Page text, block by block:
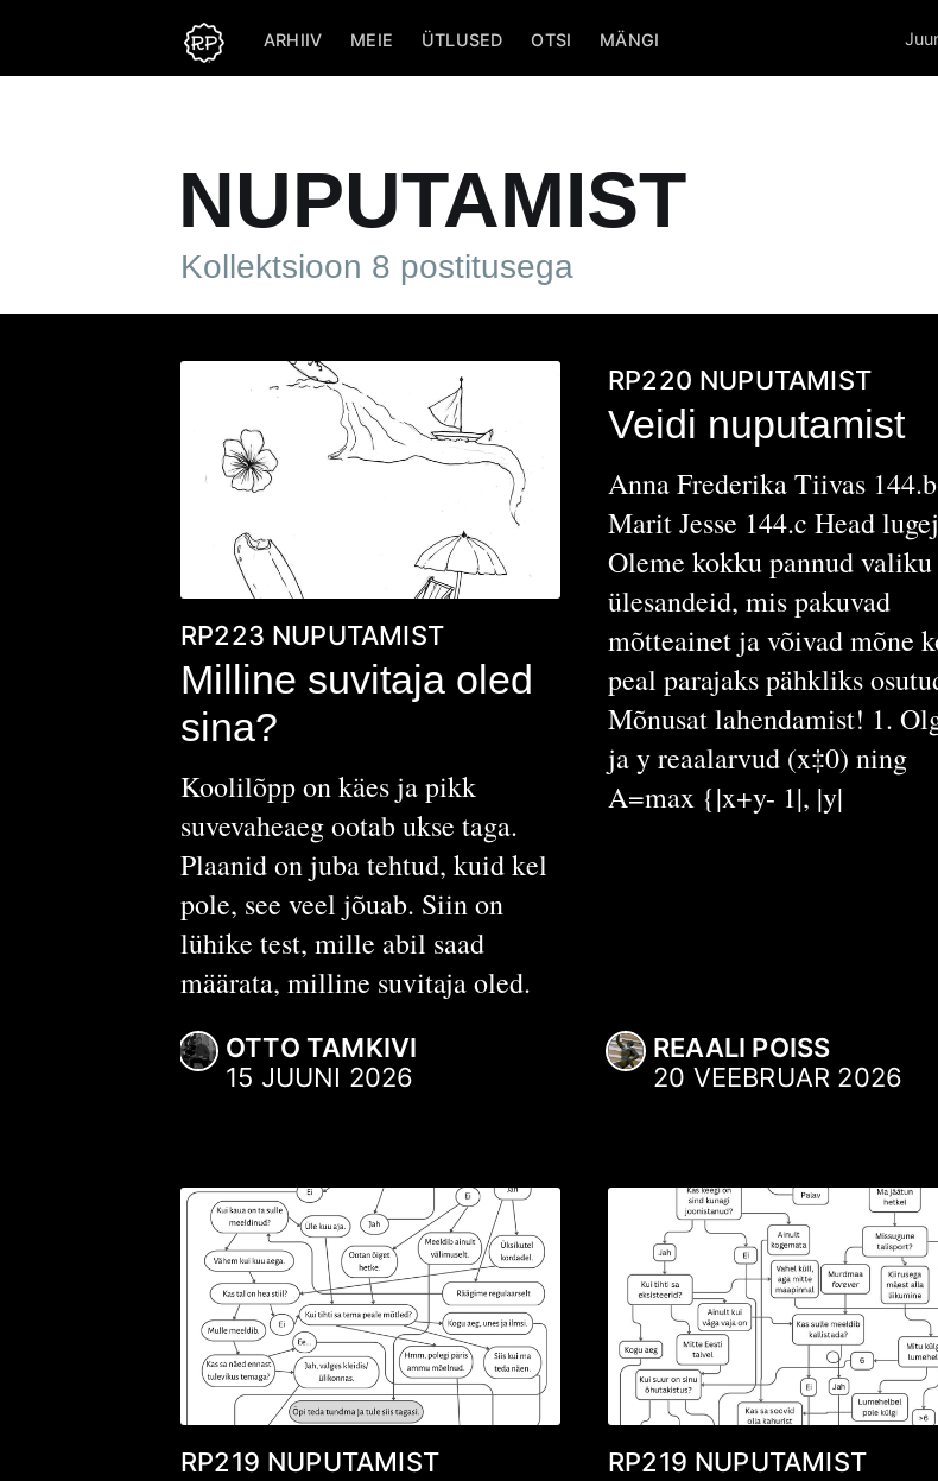
ARHIIV MEIE ÜTLUSED OTSI MÄNGI
NUPUTAMIST
Kollektsioon 8 postitusega
RP223 NUPUTAMIST
Milline suvitaja oled
sina?
Koolilõpp on käes ja pikk
suvevaheaeg ootab ukse taga.
Plaanid on juba tehtud, kuid kel
pole, see veel jõuab. Siin on
lühike test, mille abil saad
määrata, milline suvitaja oled.
OTTO TAMKIVI
15 JUUNI 2026
RP220 NUPUTAMIST
Veidi nuputamist
Anna Frederika Tiivas 144.b
Marit Jesse 144.c Head
Oleme kokku pannud valiku
ülesandeid, mis pakuvad
mõtteainet ja võivad mõne
peal parajaks pähkliks
Mõnusat lahendamist! 1.
ja y reaalarvud (x‡0) ning
A=max {|x+y- 1|, |y|
REAALI POISS
20 VEEBRUAR 2026
RP219 NUPUTAMIST RP219 NUPUTAMIST